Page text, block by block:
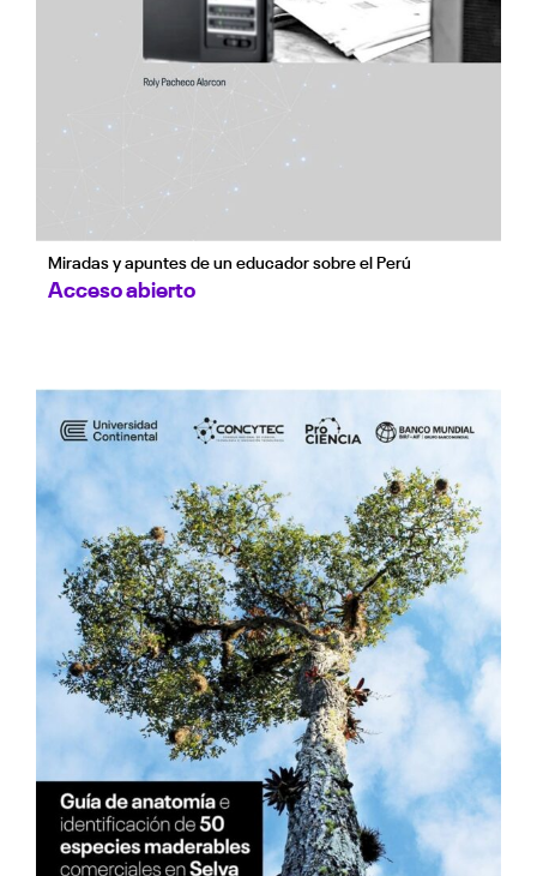
Miradas y apuntes de un educador sobre el Perú
Acceso abierto